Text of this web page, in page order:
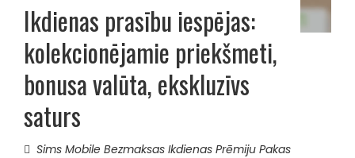
Ikdienas prasību iespējas:
kolekcionējamie priekšmeti,
bonusa valūta, ekskluzīvs
saturs
Sims Mobile Bezmaksas Ikdienas Prēmiju Pakas